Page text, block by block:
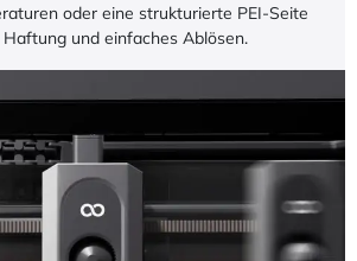
oder eine strukturierte PEI-Seite
und einfaches Ablösen.